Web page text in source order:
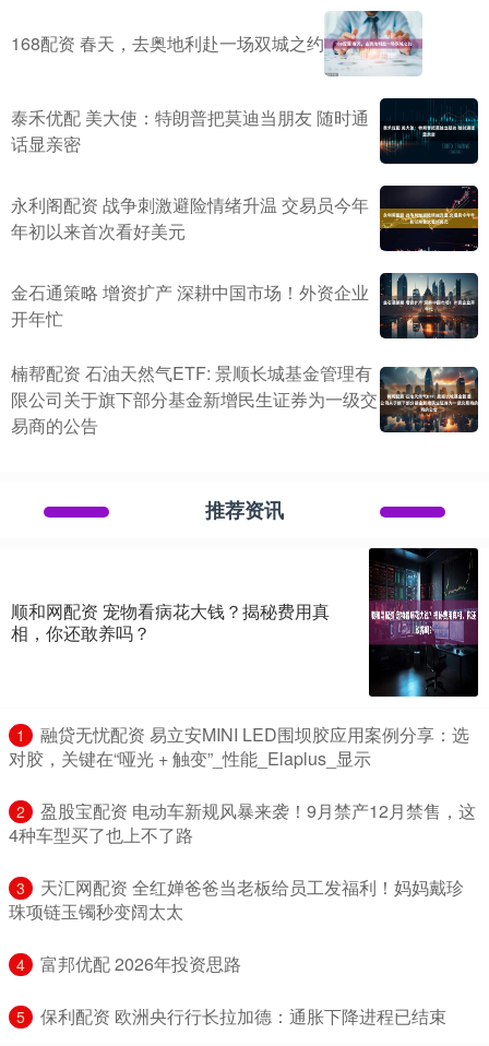
168配资 春天，去奥地利赴一场双城之约
泰禾优配 美大使：特朗普把莫迪当朋友 随时通
话显亲密
永利阁配资 战争刺激避险情绪升温 交易员今年
年初以来首次看好美元
金石通策略 增资扩产 深耕中国市场！外资企业
开年忙
楠帮配资 石油天然气ETF: 景顺长城基金管理有
限公司关于旗下部分基金新增民生证券为一级交
易商的公告
推荐资讯
顺和网配资 宠物看病花大钱？揭秘费用真
相，你还敢养吗？
1
​融贷无忧配资 易立安MINI LED围坝胶应用案例分享：选
对胶，关键在“哑光 + 触变”_性能_Elaplus_显示
2
​盈股宝配资 电动车新规风暴来袭！9月禁产12月禁售，这
4种车型买了也上不了路
3
​天汇网配资 全红婵爸爸当老板给员工发福利！妈妈戴珍
珠项链玉镯秒变阔太太
4 ​富邦优配 2026年投资思路
5 ​保利配资 欧洲央行行长拉加德：通胀下降进程已结束